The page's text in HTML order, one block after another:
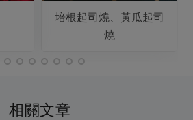
培根起司燒、黃瓜起司
燒
相關文章